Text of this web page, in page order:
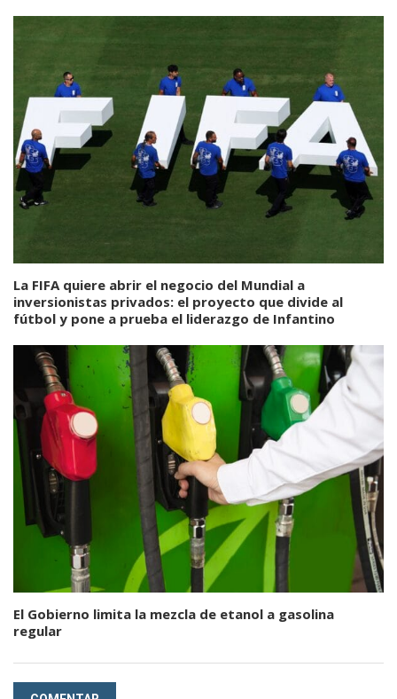
La FIFA quiere abrir el negocio del Mundial a
inversionistas privados: el proyecto que divide al
fútbol y pone a prueba el liderazgo de Infantino
El Gobierno limita la mezcla de etanol a gasolina
regular